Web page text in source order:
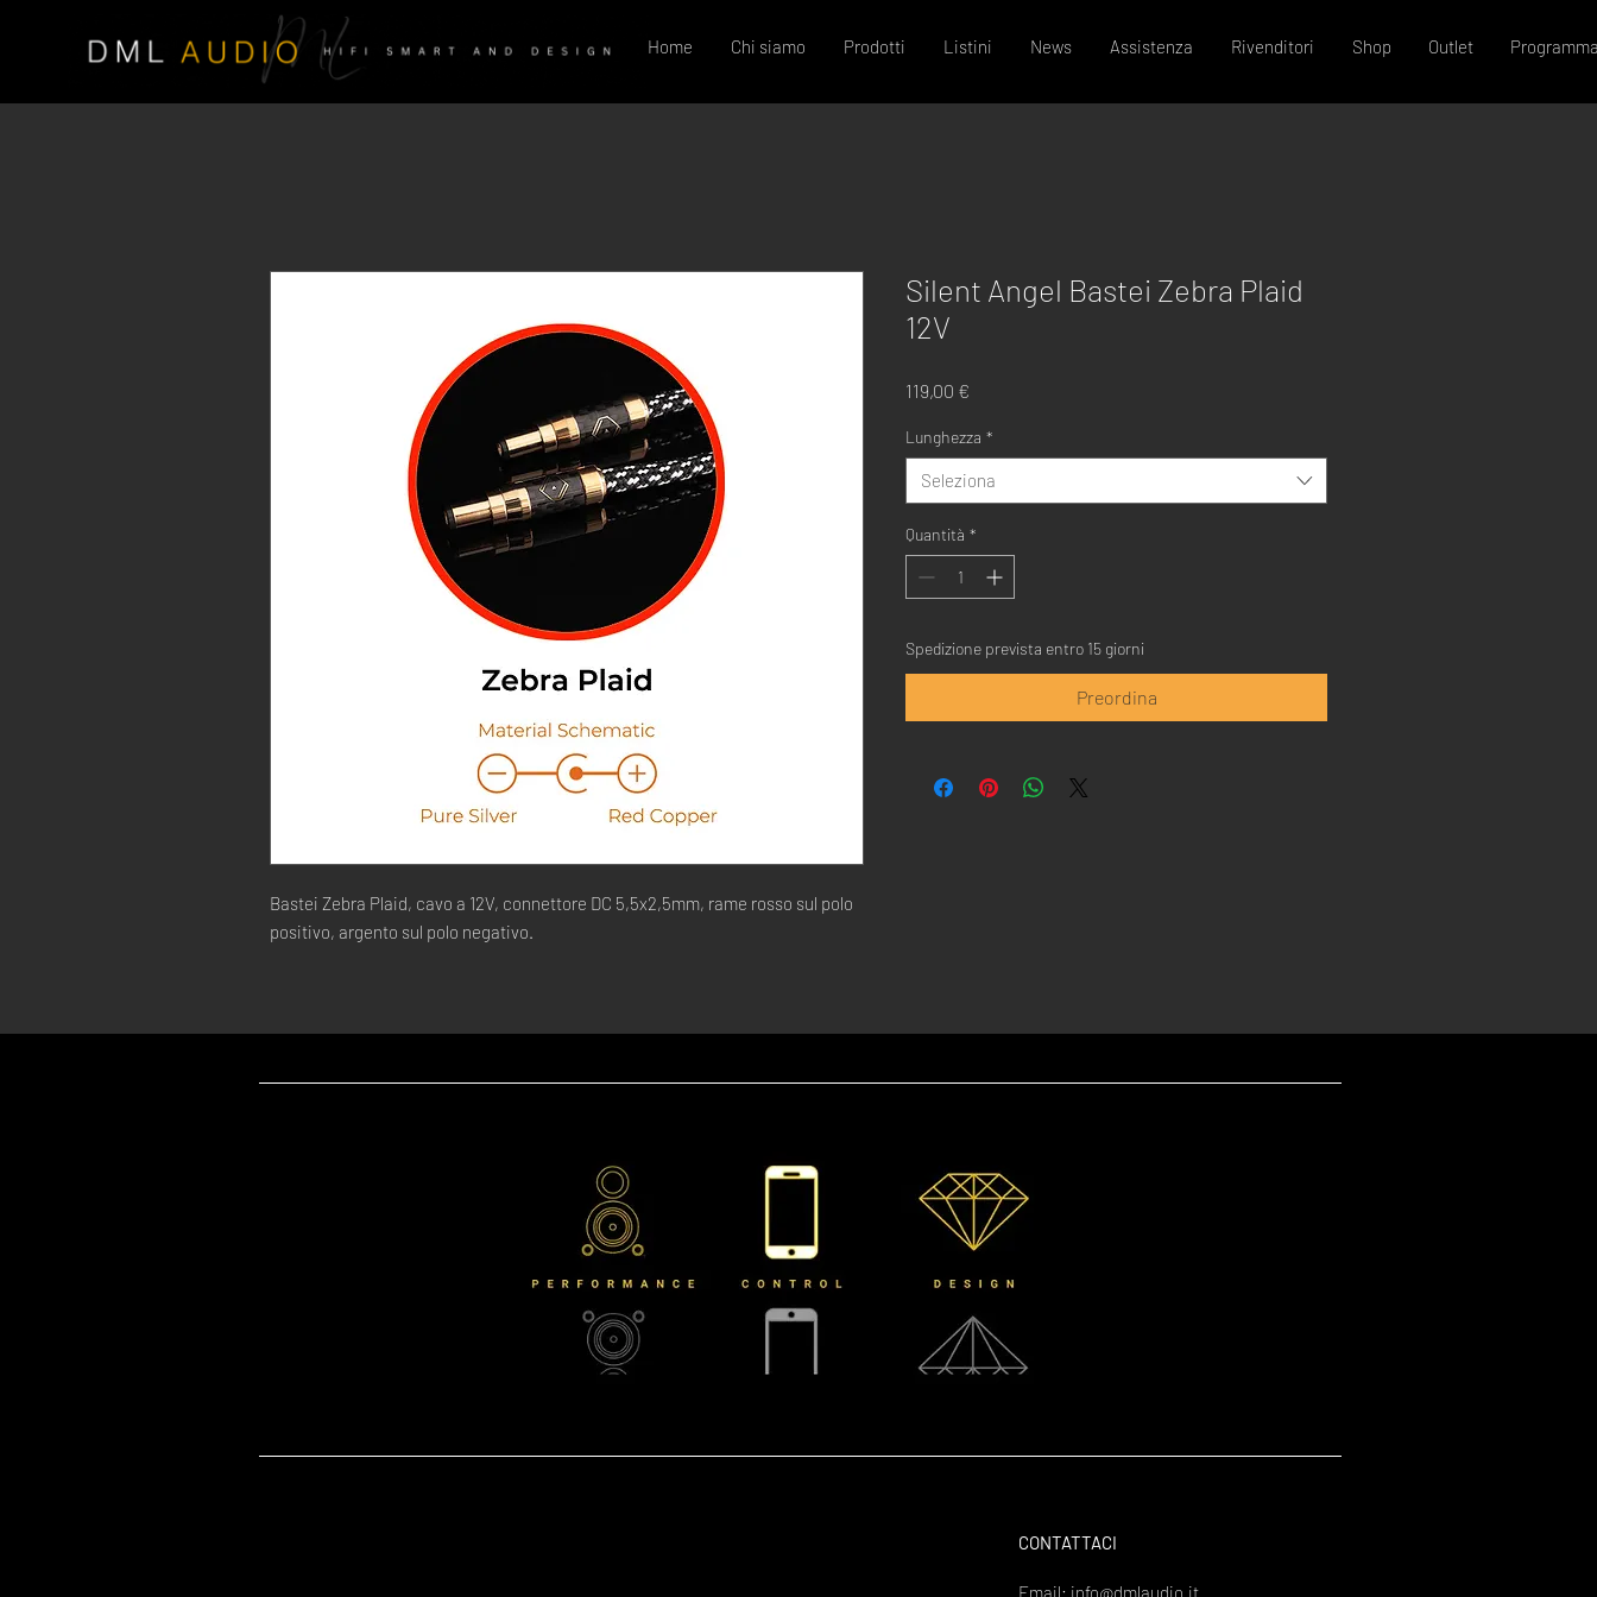
Home Chi siamo Prodotti Listini News Assistenza Rivenditori Shop Outlet
Bastei Zebra Plaid, cavo a 12V, connettore DC 5,5x2,5mm, rame rosso sul polo
positivo, argento sul polo negativo.
Silent Angel Bastei Zebra Plaid
12V
119,00 €
Lunghezza *
Seleziona
Quantità *
Spedizione prevista entro 15 giorni
Preordina
CONTATTACI
Email: info@dmlaudio.it